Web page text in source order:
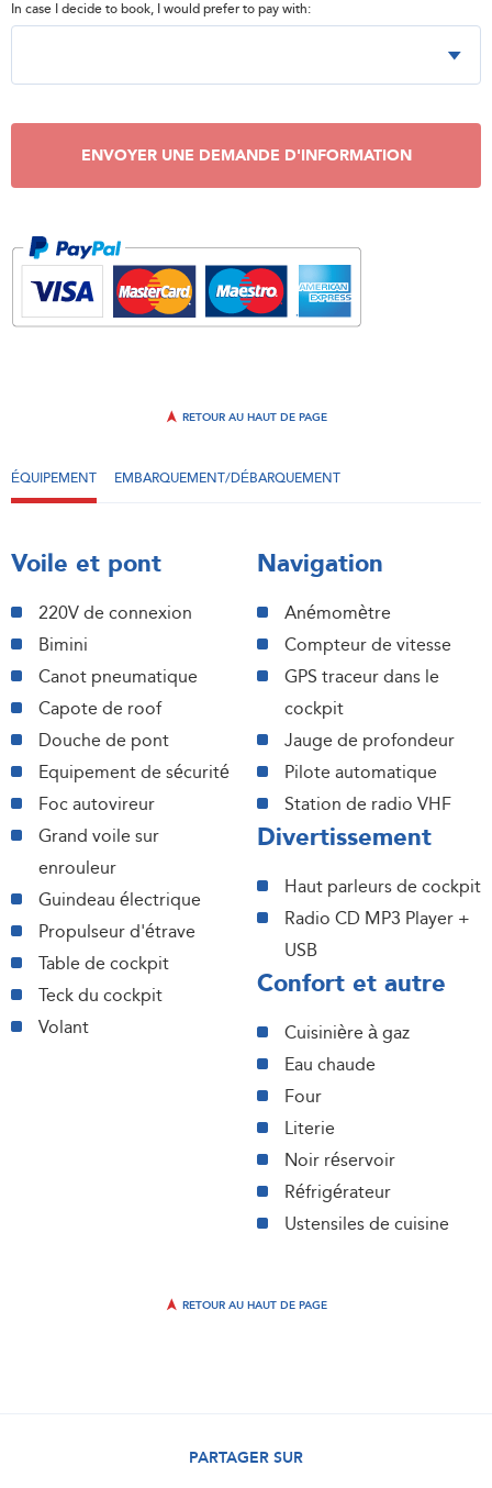
In case I decide to book, I would prefer to pay with:
ENVOYER UNE DEMANDE D'INFORMATION
RETOUR AU HAUT DE PAGE
ÉQUIPEMENT EMBARQUEMENT/DÉBARQUEMENT
Voile et pont
220V de connexion
Bimini
Canot pneumatique
Capote de roof
Douche de pont
Equipement de sécurité
Foc autovireur
Grand voile sur
enrouleur
Guindeau électrique
Propulseur d'étrave
Table de cockpit
Teck du cockpit
Volant
Navigation
Anémomètre
Compteur de vitesse
GPS traceur dans le
cockpit
Jauge de profondeur
Pilote automatique
Station de radio VHF
Divertissement
Haut parleurs de cockpit
Radio CD MP3 Player +
USB
Confort et autre
Cuisinière à gaz
Eau chaude
Four
Literie
Noir réservoir
Réfrigérateur
Ustensiles de cuisine
RETOUR AU HAUT DE PAGE
PARTAGER SUR